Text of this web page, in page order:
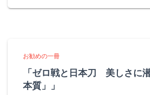
お勧めの一冊
「ゼロ戦と日本刀 美しさに
本質」」